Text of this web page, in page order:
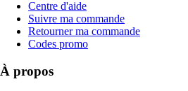
Centre d'aide
Suivre ma commande
Retourner ma commande
Codes promo
À propos